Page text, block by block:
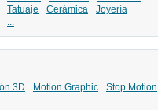
Tatuaje Cerámica
Joyería
...
3D Motion Graphic
Stop Motion